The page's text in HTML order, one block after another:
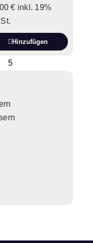
€ inkl. 19%
Hinzufügen
5